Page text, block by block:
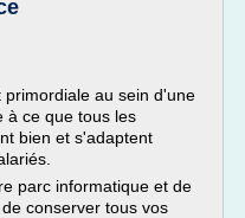
au sein d'une
à ce que tous les
bien et s'adaptent
parc informatique et de
conserver tous vos